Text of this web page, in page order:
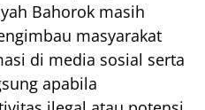
Bahorok masih
masyarakat
di media sosial serta
apabila